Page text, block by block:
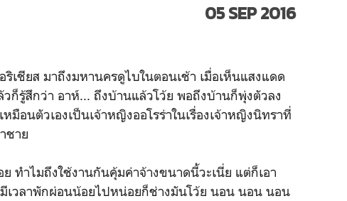
05 SEP 2016
เชียส มาถึงมหานครดูไบในตอนเช้า เมื่อเห็นแสงแดด
วก็รู้สึกว่า อาห์... ถึงบ้านแล้วโว้ย พอถึงบ้านก็พุ่งตัวลง
อนตัวเองเป็นเจ้าหญิงออโรร่าในเรื่องเจ้าหญิงนิทราที่
ชาย
ทำไมถึงใช้งานกันคุ้มค่าจ้างขนาดนี้วะเนี่ย แต่ก็เอา
เวลาพักผ่อนน้อยไปหน่อยก็ช่างมันโว้ย นอน นอน นอน